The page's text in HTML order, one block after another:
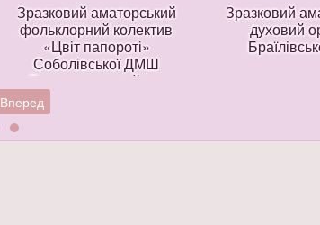
Зразковий аматорський
фольклорний колектив
«Цвіт папороті»
Соболівської ДМШ
Теплицького району
Зразковий
духовий
Вперед